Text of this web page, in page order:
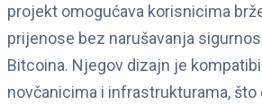
projekt omogućava korisnicima
prijenose bez narušavanja
Bitcoina. Njegov dizajn je
novčanicima i infrastrukturama, što